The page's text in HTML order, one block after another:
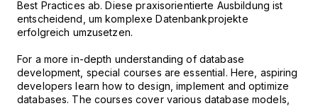
Best Practices ab. Diese praxisorientierte Ausbildung ist
entscheidend, um komplexe Datenbankprojekte
erfolgreich umzusetzen.
For a more in-depth understanding of database
development, special courses are essential. Here, aspiring
developers learn how to design, implement and optimize
databases. The courses cover various database models,